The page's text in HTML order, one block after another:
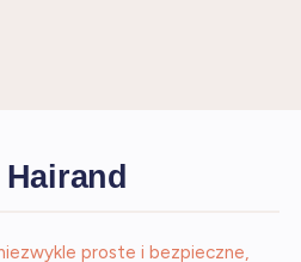
proste i bezpieczne,